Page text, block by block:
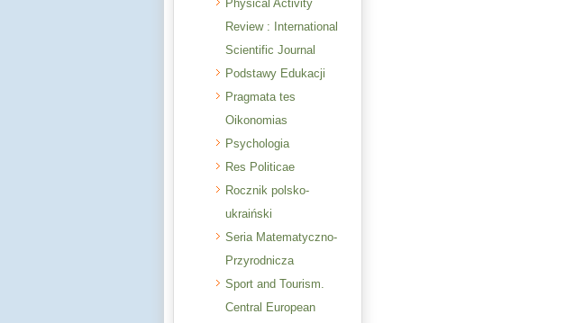
Physical Activity
Review : International
Scientific Journal
Podstawy Edukacji
Pragmata tes
Oikonomias
Psychologia
Res Politicae
Rocznik polsko-
ukraiński
Seria Matematyczno-
Przyrodnicza
Sport and Tourism.
Central European